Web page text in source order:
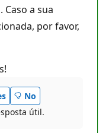
a sua
por favor,
No
útil.